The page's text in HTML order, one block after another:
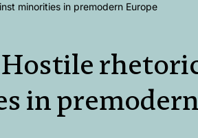
minorities in premodern Europe
in